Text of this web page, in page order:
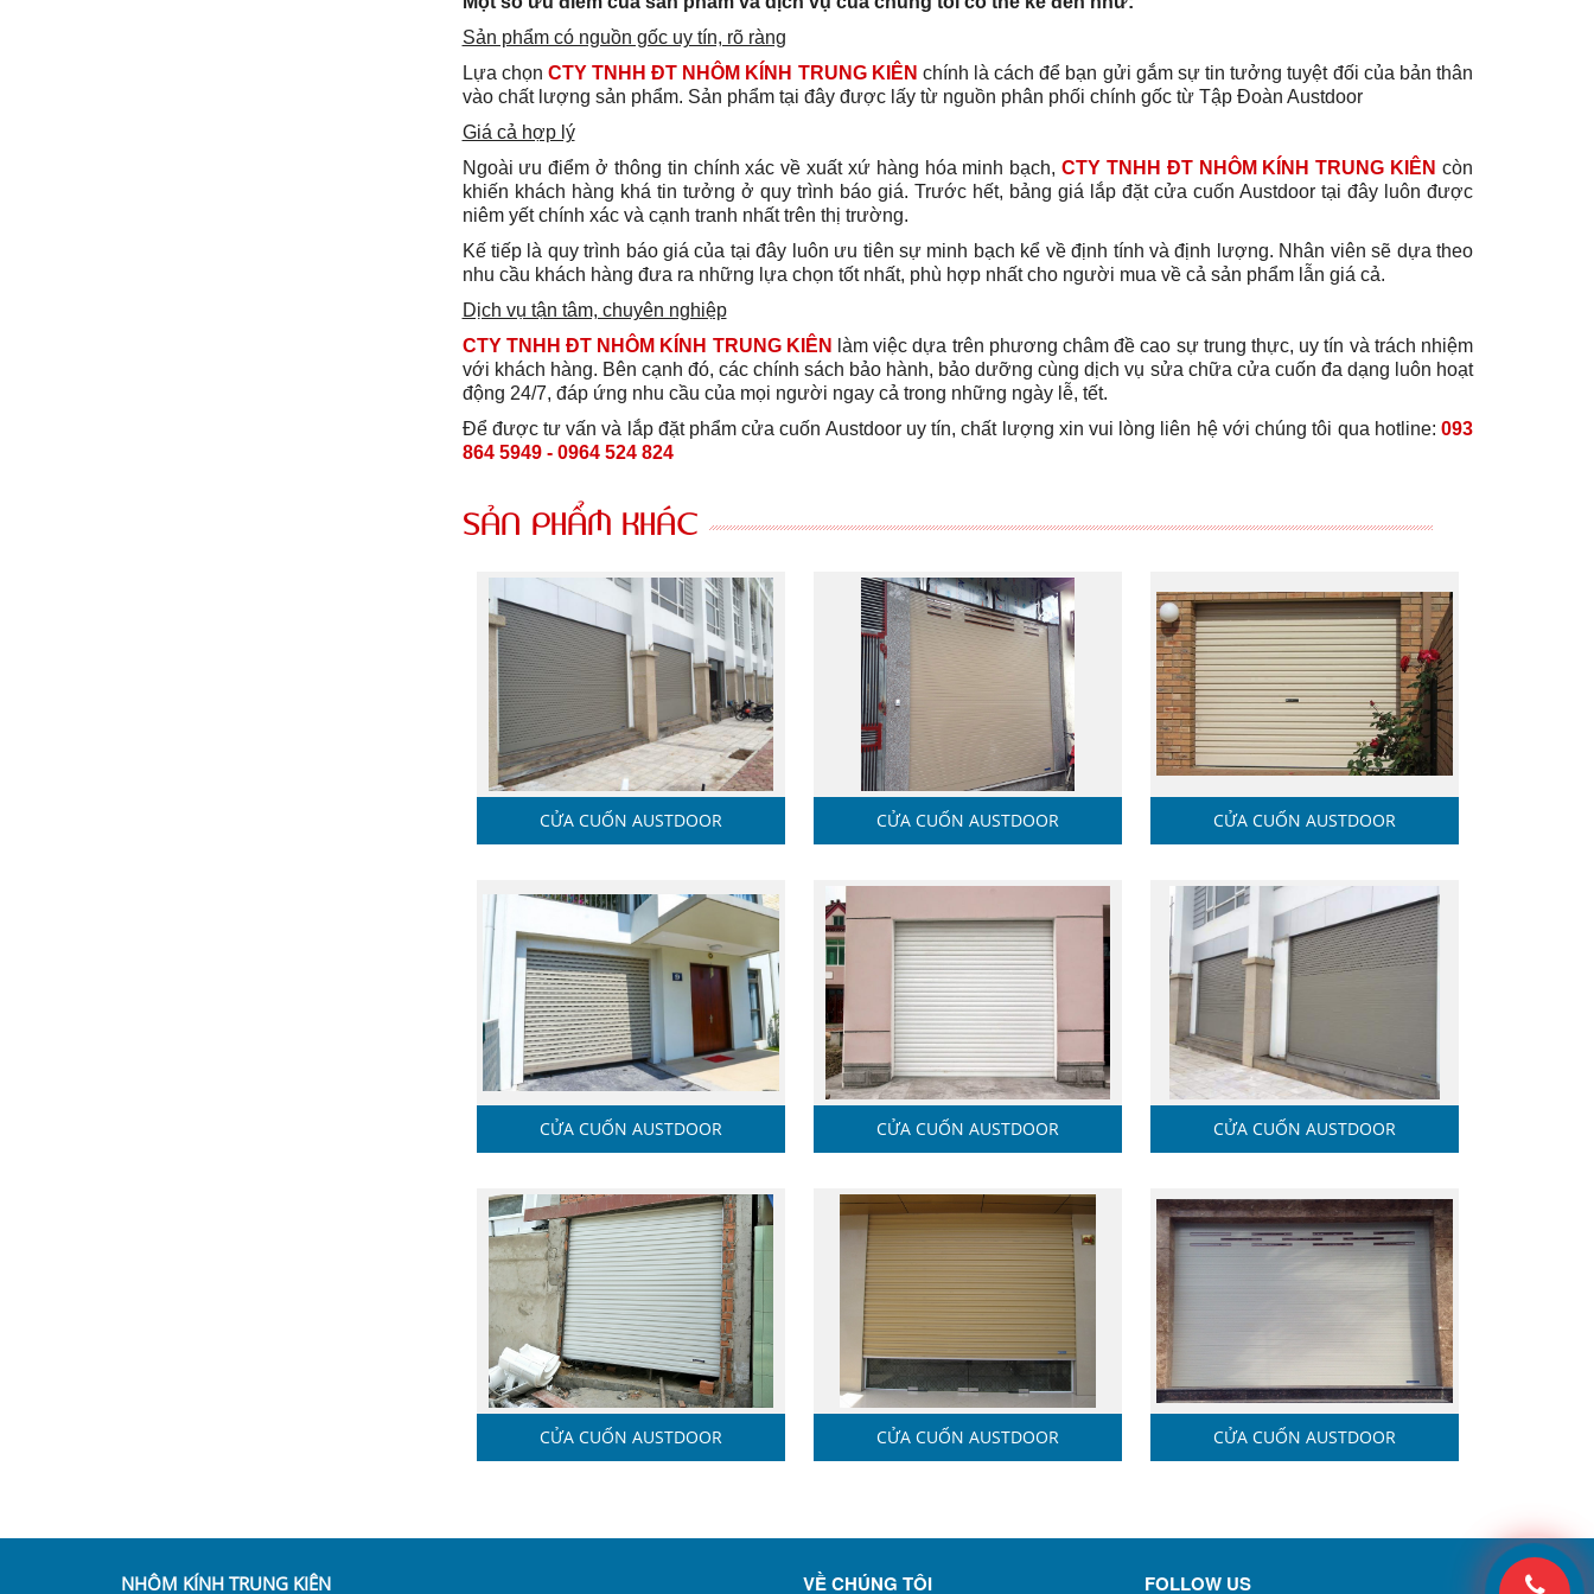
Sản phẩm có nguồn gốc uy tín, rõ ràng
Lựa chọn CTY TNHH ĐT NHÔM KÍNH TRUNG KIÊN chính là cách để bạn gửi gắm sự tin tưởng tuyệt đối của bản thân
vào chất lượng sản phẩm. Sản phẩm tại đây được lấy từ nguồn phân phối chính gốc từ Tập Đoàn Austdoor
Giá cả hợp lý
Ngoài ưu điểm ở thông tin chính xác về xuất xứ hàng hóa minh bạch,CTY TNHH ĐT NHÔM KÍNH TRUNG KIÊN còn
khiến khách hàng khá tin tưởng ở quy trình báo giá. Trước hết, bảng giá lắp đặt cửa cuốn Austdoor tại đây luôn được
niêm yết chính xác và cạnh tranh nhất trên thị trường.
Kế tiếp là quy trình báo giá của tại đây luôn ưu tiên sự minh bạch kể về định tính và định lượng. Nhân viên sẽ dựa theo
nhu cầu khách hàng đưa ra những lựa chọn tốt nhất, phù hợp nhất cho người mua về cả sản phẩm lẫn giá cả.
Dịch vụ tận tâm, chuyên nghiệp
CTY TNHH ĐT NHÔM KÍNH TRUNG KIÊN
làm việc dựa trên phương châm đề cao sự trung thực, uy tín và trách nhiệm
với khách hàng. Bên cạnh đó, các chính sách bảo hành, bảo dưỡng cùng dịch vụ sửa chữa cửa cuốn đa dạng luôn hoạt
động 24/7, đáp ứng nhu cầu của mọi người ngay cả trong những ngày lễ, tết.
Để được tư vấn và lắp đặt phẩm cửa cuốn Austdoor uy tín, chất lượng xin vui lòng liên hệ với chúng tôi qua hotline: 093
864 5949 - 0964 524 824
SẢN PHẨM KHÁC
CỬA CUỐN AUSTDOOR CỬA CUỐN AUSTDOOR CỬA CUỐN AUSTDOOR
CỬA CUỐN AUSTDOOR CỬA CUỐN AUSTDOOR CỬA CUỐN AUSTDOOR
CỬA CUỐN AUSTDOOR CỬA CUỐN AUSTDOOR CỬA CUỐN AUSTDOOR
NHÔM KÍNH TRUNG KIÊN VỀ CHÚNG TÔI FOLLOW US